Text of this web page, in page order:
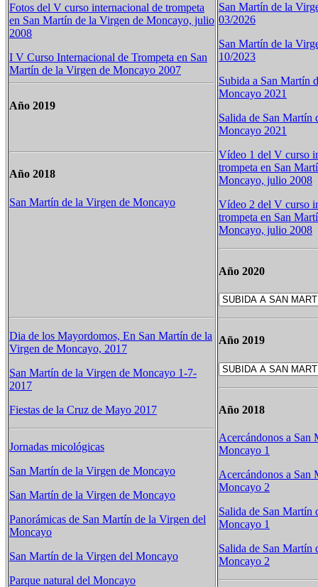
Fotos del V curso internacional de trompeta
en San Martín de la Virgen de Moncayo, julio
2008
I V Curso Internacional de Trompeta en San
Martín de la Virgen de Moncayo 2007
Año 2019
Año 2018
San Martín de la Virgen de Moncayo
Dia de los Mayordomos, En San Martín de la
Virgen de Moncayo, 2017
San Martín de la Virgen de Moncayo 1-7-
2017
Fiestas de la Cruz de Mayo 2017
Jornadas micológicas
San Martín de la Virgen de Moncayo
San Martín de la Virgen de Moncayo
Panorámicas de San Martín de la Virgen del
Moncayo
San Martín de la Virgen del Moncayo
Parque natural del Moncayo
San Martín de la
03/2026
San Martín de la
10/2023
Subida a San Martín
Moncayo 2021
Salida de San Martín
Moncayo 2021
Vídeo 1 del V curso
trompeta en San
Moncayo, julio 2008
Vídeo 2 del V curso
trompeta en San
Moncayo, julio 2008
Año 2020
Año 2019
Año 2018
Acercándonos a San
Moncayo 1
Acercándonos a San
Moncayo 2
Salida de San Martín
Moncayo 1
Salida de San Martín
Moncayo 2